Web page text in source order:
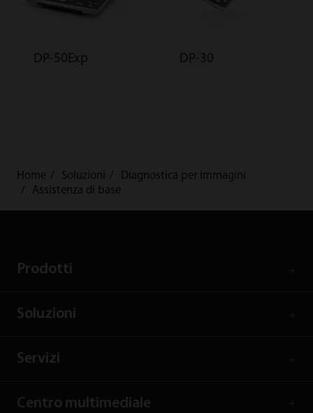
DP-50Exp DP-30
Home Soluzioni
Diagnostica per immagini
Assistenza di base
Prodotti
Soluzioni
Servizi
Centro multimediale